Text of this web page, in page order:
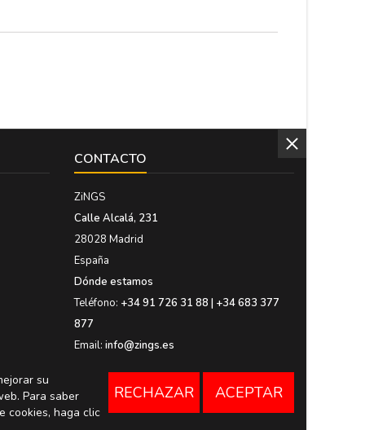
CONTACTO
ZiNGS
Calle Alcalá, 231
28028 Madrid
España
Dónde estamos
Teléfono: +34 91 726 31 88 | +34 683 377
877
Email: info@zings.es
su
Para saber
cookies, haga clic
RECHAZAR ACEPTAR